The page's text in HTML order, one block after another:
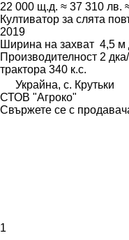
22 000 щ.д. ≈ 37 310 лв.
Култиватор за слята
2019
Ширина на захват 4,5 м
Производителност 2
трактора 340 к.с.
Украйна, с. Крутьки
СТОВ "Агроко"
Свържете се с
1